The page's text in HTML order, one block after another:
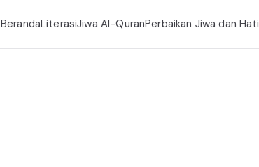
BerandaLiterasiJiwa Al-QuranPerbaikan Jiwa dan Hati